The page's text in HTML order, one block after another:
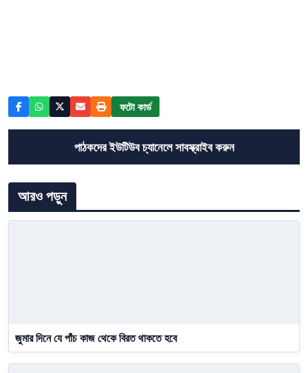
ফটো কার্ড
পাঠকদের ইউটিউব চ্যানেলে সাবস্ক্রাইব করুন
আরও পড়ুন
জুমার দিনে যে পাঁচ কাজ থেকে বিরত থাকতে হবে